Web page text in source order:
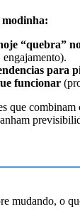
modinha:
“quebra”
para
funcionar
que
mudando, o